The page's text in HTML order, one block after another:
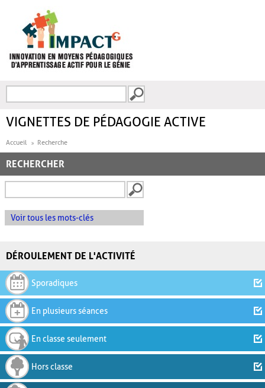
FORMULAIRE DE
VIGNETTES DE PÉDAGOGIE ACTIVE
Accueil Recherche
RECHERCHER
Voir tous les mots-clés
DÉROULEMENT DE L'ACTIVITÉ
Sporadiques
En plusieurs séances
En classe seulement
Hors classe